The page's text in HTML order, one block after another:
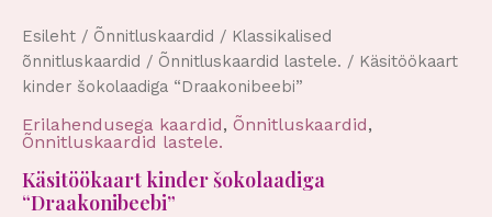
Esileht / Õnnitluskaardid / Klassikalised
õnnitluskaardid / Õnnitluskaardid lastele. / Käsitöökaart
kinder šokolaadiga “Draakonibeebi”
Erilahendusega kaardid, Õnnitluskaardid,
Õnnitluskaardid lastele.
Käsitöökaart kinder šokolaadiga
“Draakonibeebi”